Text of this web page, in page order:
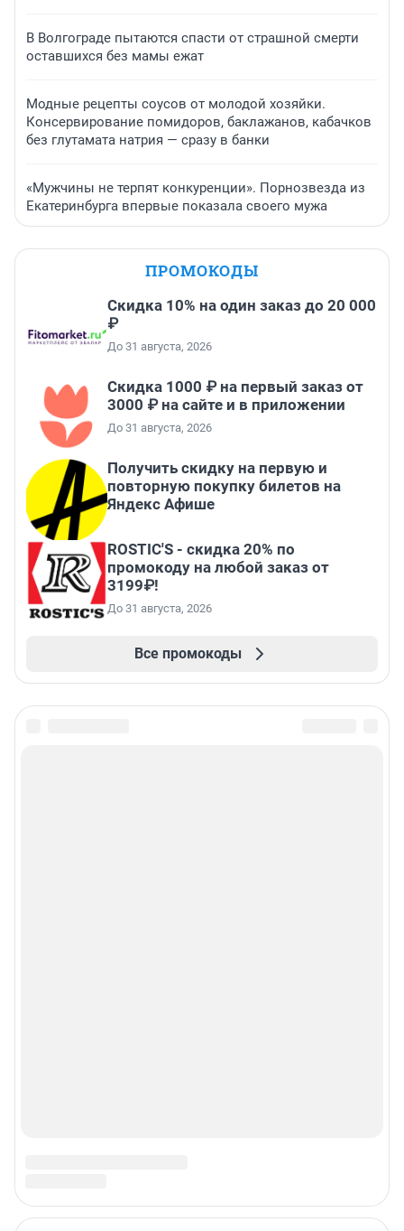
В Волгограде пытаются спасти от страшной смерти
оставшихся без мамы ежат
Модные рецепты соусов от молодой хозяйки.
Консервирование помидоров, баклажанов, кабачков
без глутамата натрия — сразу в банки
«Мужчины не терпят конкуренции». Порнозвезда из
Екатеринбурга впервые показала своего мужа
ПРОМОКОДЫ
Скидка 10% на один заказ до 20 000
₽
До 31 августа, 2026
Скидка 1000 ₽ на первый заказ от
3000 ₽ на сайте и в приложении
До 31 августа, 2026
Получить скидку на первую и
повторную покупку билетов на
Яндекс Афише
ROSTIC'S - скидка 20% по
промокоду на любой заказ от
3199₽!
До 31 августа, 2026
Все промокоды